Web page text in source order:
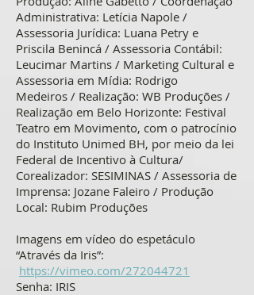
Administrativa: Letícia Napole /
Assessoria Jurídica: Luana Petry e
Priscila Benincá / Assessoria Contábil:
Leucimar Martins / Marketing Cultural e
Assessoria em Mídia: Rodrigo
Medeiros / Realização: WB Produções /
Realização em Belo Horizonte: Festival
Teatro em Movimento, com o patrocínio
do Instituto Unimed BH, por meio da lei
Federal de Incentivo à Cultura/
Corealizador: SESIMINAS / Assessoria de
Imprensa: Jozane Faleiro / Produção
Local: Rubim Produções
Imagens em vídeo do espetáculo
“Através da Iris”:
https://vimeo.com/272044721
Senha: IRIS